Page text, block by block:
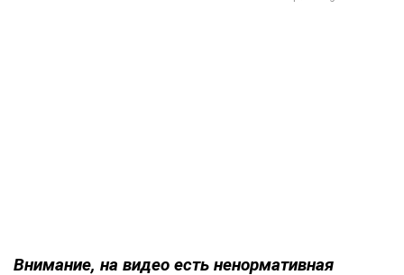
Внимание, на видео есть ненормативная